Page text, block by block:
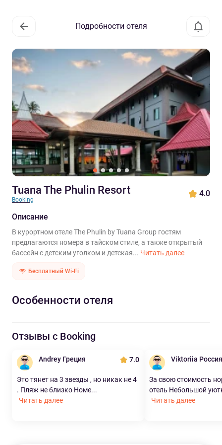
Подробности отеля
Tuana The Phulin Resort
Booking
4.0
Описание
В курортном отеле The Phulin by Tuana Group гостям
предлагаются номера в тайском стиле, а также открытый
бассейн с детским уголком и детская... Читать далее
Бесплатный Wi-Fi
Особенности отеля
Отзывы с Booking
Andrey Греция 7.0
Это тянет на 3 звезды , но никак не 4
. Пляж не близко Номе...
Читать далее
Viktoriia Россия
За свою стоимость
отель Небольшой
Читать далее